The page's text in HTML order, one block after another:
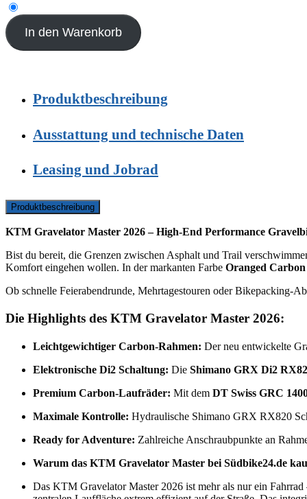
In den Warenkorb
Produktbeschreibung
Ausstattung und technische Daten
Leasing und Jobrad
Produktbeschreibung
KTM Gravelator Master 2026 – High-End Performance
Bist du bereit, die Grenzen zwischen Asphalt und Trail
Komfort eingehen wollen. In der markanten Farbe Oranged Carbon
Ob schnelle Feierabendrunde, Mehrtagestouren oder Bikepacking-
Die Highlights des KTM Gravelator Master 2026:
Leichtgewichtiger Carbon-Rahmen: Der neu entwickelte
Elektronische Di2 Schaltung: Die Shimano GRX Di2
Premium Carbon-Laufräder: Mit dem DT Swiss GRC
Maximale Kontrolle: Hydraulische Shimano GRX RX820
Ready for Adventure: Zahlreiche Anschraubpunkte an
Warum das KTM Gravelator Master bei Südbike24.de
Das KTM Gravelator Master 2026 ist mehr als nur ein